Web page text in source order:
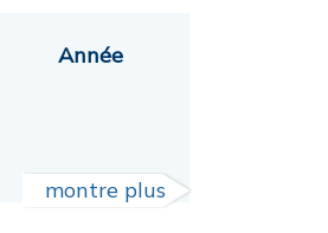
Année
montre plus